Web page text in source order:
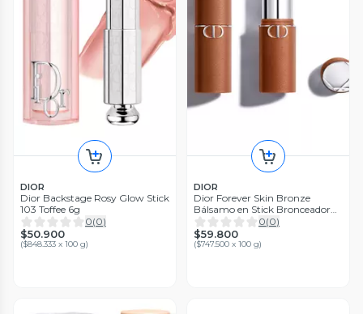
DIOR
Dior Backstage Rosy Glow Stick
103 Toffee 6g
0(0)
$50.900
($848.333 x 100 g)
DIOR
Dior Forever Skin Bronze
Bálsamo en Stick Bronceador
Ultrafundente 03 Light
Medium
0(0)
$59.800
($747.500 x 100 g)